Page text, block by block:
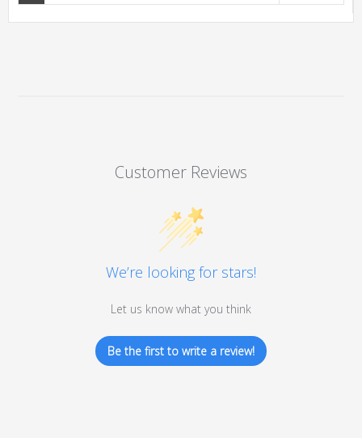
Customer Reviews
We’re looking for stars!
Let us know what you think
Be the first to write a review!